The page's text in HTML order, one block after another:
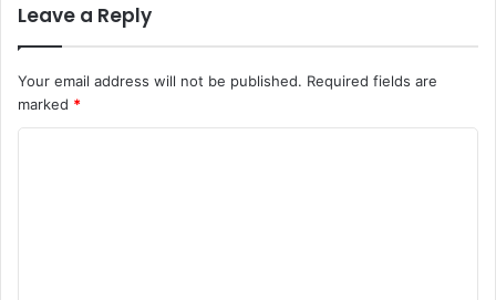
Leave a Reply
Your email address will not be published. Required fields are
marked *